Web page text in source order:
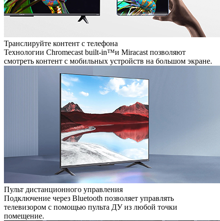
Транслируйте контент с телефона
Технологии Chromecast built-in™и Miracast позволяют
смотреть контент с мобильных устройств на большом экране.
Пульт дистанционного управления
Подключение через Bluetooth позволяет управлять
телевизором с помощью пульта ДУ из любой точки
помещение.